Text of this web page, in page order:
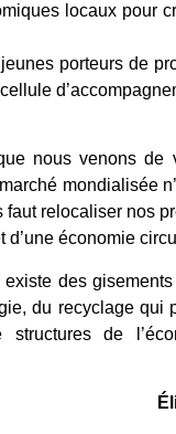
locaux pour
porteurs de
nous venons de
mondialisée
faut relocaliser nos
d’une économie
existe des
du recyclage qui
de